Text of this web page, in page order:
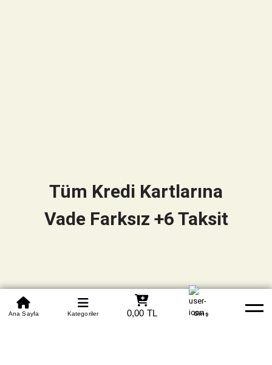
0850 305 09 70
Beden Tablosu Banka Hesapları Whatsapp Yardım
Ana Sayfa Kategoriler 0,00 TL Giriş
Tüm Kredi Kartlarına
Vade Farksız +6 Taksit